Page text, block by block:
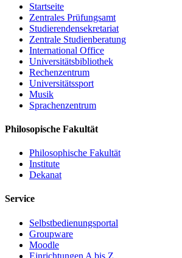
Startseite
Zentrales Prüfungsamt
Studierendensekretariat
Zentrale Studienberatung
International Office
Universitätsbibliothek
Rechenzentrum
Universitätssport
Musik
Sprachenzentrum
Philosopische Fakultät
Philosophische Fakultät
Institute
Dekanat
Service
Selbstbedienungsportal
Groupware
Moodle
Einrichtungen A bis Z